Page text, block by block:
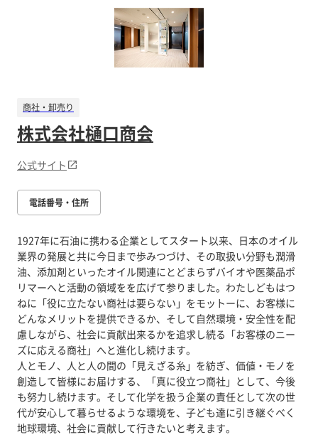
商社・卸売り
株式会社樋口商会
公式サイト
電話番号・住所
1927年に石油に携わる企業としてスタート以来、日本のオイル
業界の発展と共に今日まで歩みつづけ、その取扱い分野も潤滑
油、添加剤といったオイル関連にとどまらずバイオや医薬品ポ
リマーへと活動の領域をを広げて参りました。わたしどもはつ
ねに「役に立たない商社は要らない」をモットーに、お客様に
どんなメリットを提供できるか、そして自然環境・安全性を配
慮しながら、社会に貢献出来るかを追求し続る「お客様のニー
ズに応える商社」へと進化し続けます。
人とモノ、人と人の間の「見えざる糸」を紡ぎ、価値・モノを
創造して皆様にお届けする、「真に役立つ商社」として、今後
も努力し続けます。そして化学を扱う企業の責任として次の世
代が安心して暮らせるような環境を、子ども達に引き継ぐべく
地球環境、社会に貢献して行きたいと考えます。